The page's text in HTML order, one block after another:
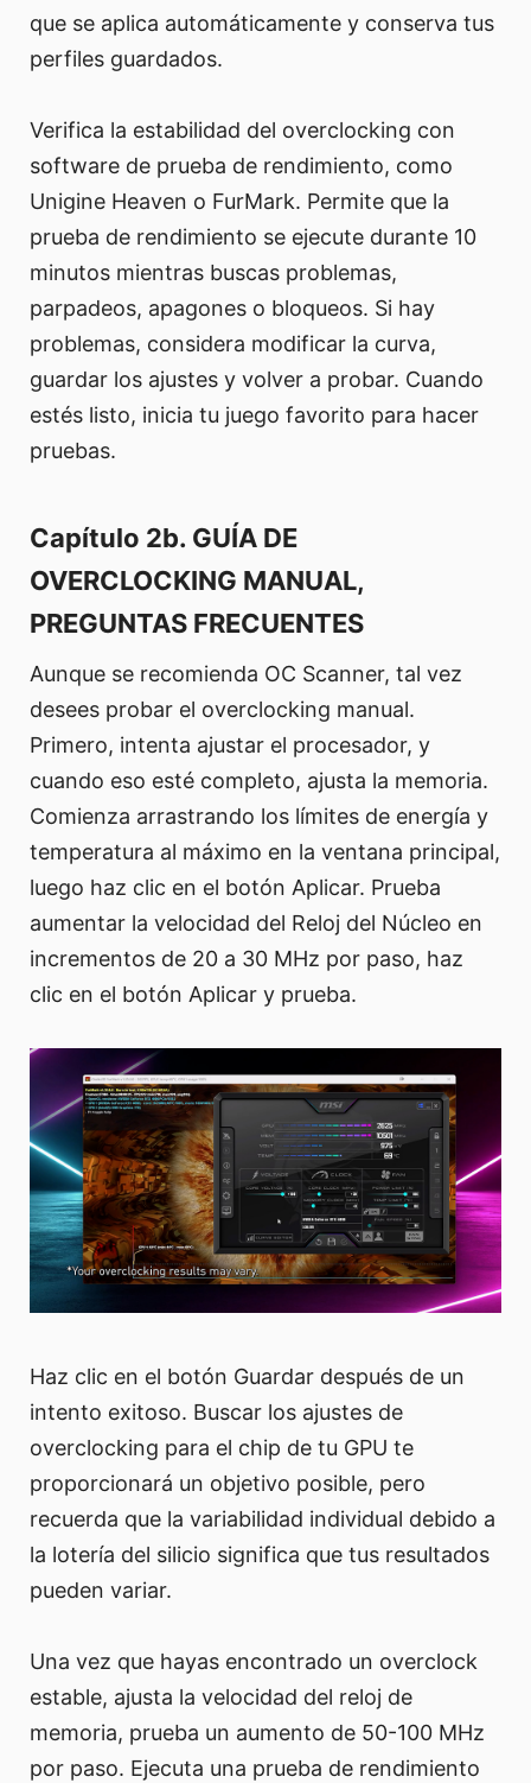
que se aplica automáticamente y conserva tus
perfiles guardados.
Verifica la estabilidad del overclocking con
software de prueba de rendimiento, como
Unigine Heaven o FurMark. Permite que la
prueba de rendimiento se ejecute durante 10
minutos mientras buscas problemas,
parpadeos, apagones o bloqueos. Si hay
problemas, considera modificar la curva,
guardar los ajustes y volver a probar. Cuando
estés listo, inicia tu juego favorito para hacer
pruebas.
Capítulo 2b. GUÍA DE
OVERCLOCKING MANUAL,
PREGUNTAS FRECUENTES
Aunque se recomienda OC Scanner, tal vez
desees probar el overclocking manual.
Primero, intenta ajustar el procesador, y
cuando eso esté completo, ajusta la memoria.
Comienza arrastrando los límites de energía y
temperatura al máximo en la ventana principal,
luego haz clic en el botón Aplicar. Prueba
aumentar la velocidad del Reloj del Núcleo en
incrementos de 20 a 30 MHz por paso, haz
clic en el botón Aplicar y prueba.
Haz clic en el botón Guardar después de un
intento exitoso. Buscar los ajustes de
overclocking para el chip de tu GPU te
proporcionará un objetivo posible, pero
recuerda que la variabilidad individual debido a
la lotería del silicio significa que tus resultados
pueden variar.
Una vez que hayas encontrado un overclock
estable, ajusta la velocidad del reloj de
memoria, prueba un aumento de 50-100 MHz
por paso. Ejecuta una prueba de rendimiento